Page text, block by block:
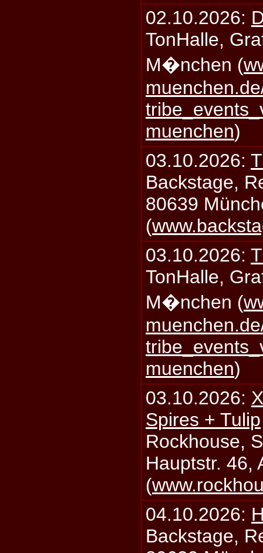
02.10.2026:
TonHalle,
M�nchen (
muenchen)
03.10.2026:
Backstage,
80639
(
03.10.2026:
TonHalle,
M�nchen (
muenchen)
03.10.2026:
Spires + Tulip
Rockhouse,
Hauptstr. 46,
(
04.10.2026:
Backstage,